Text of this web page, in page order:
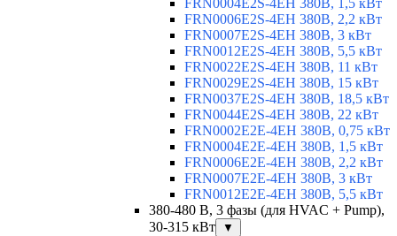
FRN0004E2S-4EH 380В, 1,5 кВт
FRN0006E2S-4EH 380В, 2,2 кВт
FRN0007E2S-4EH 380В, 3 кВт
FRN0012E2S-4EH 380В, 5,5 кВт
FRN0022E2S-4EH 380В, 11 кВт
FRN0029E2S-4EH 380В, 15 кВт
FRN0037E2S-4EH 380В, 18,5 кВт
FRN0044E2S-4EH 380В, 22 кВт
FRN0002E2E-4EH 380В, 0,75 кВт
FRN0004E2E-4EH 380В, 1,5 кВт
FRN0006E2E-4EH 380В, 2,2 кВт
FRN0007E2E-4EH 380В, 3 кВт
FRN0012E2E-4EH 380В, 5,5 кВт
380-480 В, 3 фазы (для HVAC + Pump),
30-315 кВт
▼